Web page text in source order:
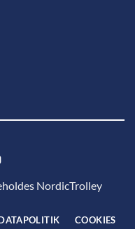
NordicTrolley
COOKIES